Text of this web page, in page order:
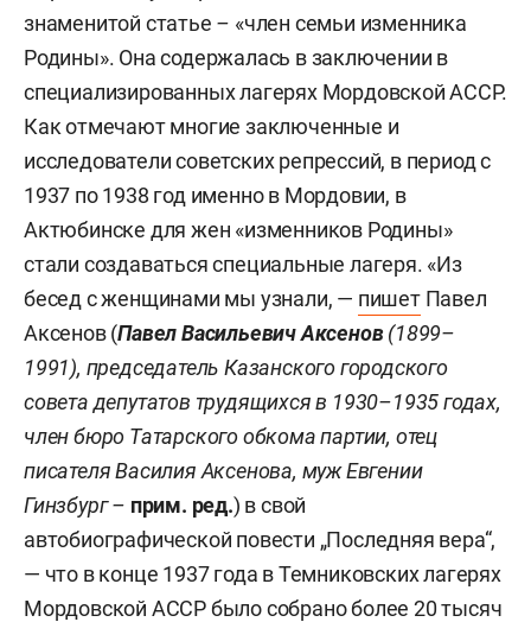
знаменитой статье – «член семьи изменника
Родины». Она содержалась в заключении в
специализированных лагерях Мордовской АССР.
Как отмечают многие заключенные и
исследователи советских репрессий, в период с
1937 по 1938 год именно в Мордовии, в
Актюбинске для жен «изменников Родины»
стали создаваться специальные лагеря. «Из
бесед с женщинами мы узнали, — пишетПавел
Аксенов (Павел Васильевич Аксенов(1899–
1991), председатель Казанского городского
совета депутатов трудящихся в 1930–1935 годах,
член бюро Татарского обкома партии, отец
писателя Василия Аксенова, муж Евгении
Гинзбург – прим. ред.) в свой
автобиографической повести „Последняя вера“,
— что в конце 1937 года в Темниковских лагерях
Мордовской АССР было собрано более 20 тысяч